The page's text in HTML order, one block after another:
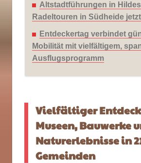
Altstadtführungen in
Radeltouren in Südheide
Entdeckertag verbindet
Mobilität mit vielfältigem,
Ausflugsprogramm
Vielfältiger
Museen, Bauwerke
Naturerlebnisse in
Gemeinden